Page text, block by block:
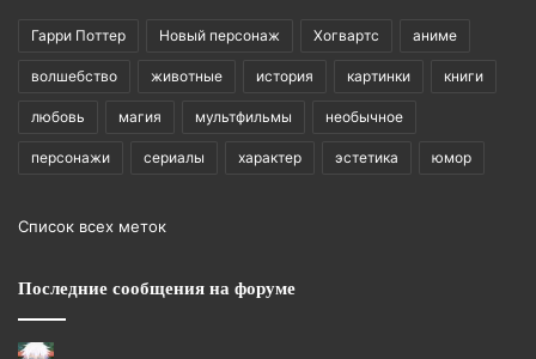
Гарри Поттер Новый персонаж Хогвартс аниме
волшебство животные история картинки книги
любовь магия мультфильмы необычное
персонажи сериалы характер эстетика юмор
Список всех меток
Последние сообщения на форуме